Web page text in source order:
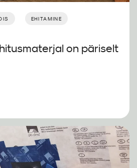
EHITAMINE
on päriselt